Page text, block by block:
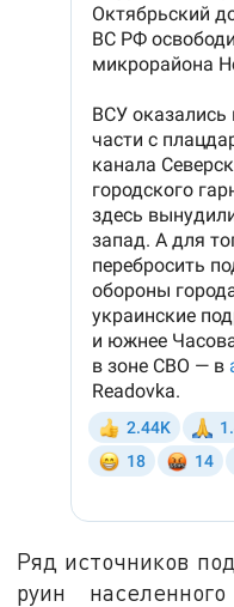
Ряд источников
руин